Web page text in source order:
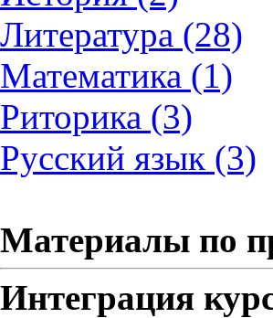
Литература (28)
Математика (1)
Риторика (3)
Русский язык (3)
Материалы по
Интеграция